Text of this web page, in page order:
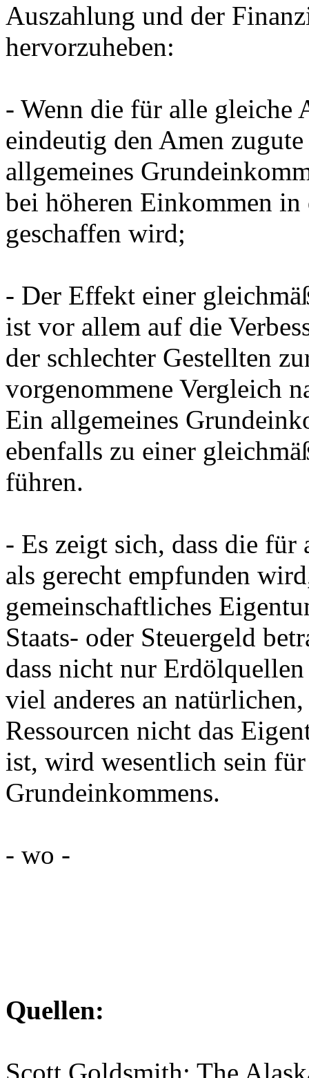
Auszahlung und der
hervorzuheben:
- Wenn die für alle gleiche
eindeutig den Amen
allgemeines
bei höheren Einkommen
geschaffen wird;
- Der Effekt einer
ist vor allem auf die
der schlechter Gestellten
vorgenommene Vergleich
Ein allgemeines
ebenfalls zu einer
führen.
- Es zeigt sich, dass die
als gerecht empfunden
gemeinschaftliches
Staats- oder Steuergeld
dass nicht nur
viel anderes an
Ressourcen nicht das
ist, wird wesentlich sein
Grundeinkommens.
- wo -
Quellen: